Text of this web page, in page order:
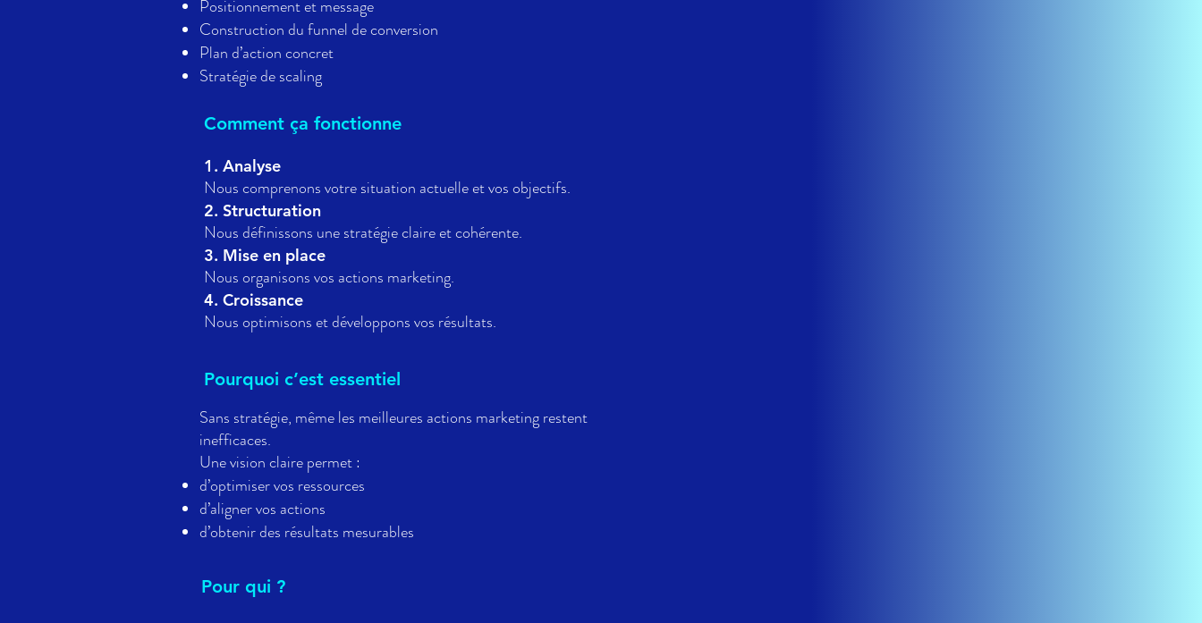
Positionnement et message
Construction du funnel de conversion
Plan d’action concret
Stratégie de scaling
Comment ça fonctionne
1. Analyse
Nous comprenons votre situation actuelle et vos objectifs.
2. Structuration
Nous définissons une stratégie claire et cohérente.
3. Mise en place
Nous organisons vos actions marketing.
4. Croissance
Nous optimisons et développons vos résultats.
Pourquoi c’est essentiel
Sans stratégie, même les meilleures actions marketing restent
inefficaces.
Une vision claire permet :
d’optimiser vos ressources
d’aligner vos actions
d’obtenir des résultats mesurables
Pour qui ?